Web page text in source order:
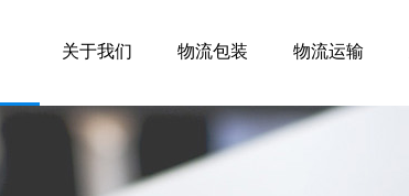
关于我们 物流包装 物流运输